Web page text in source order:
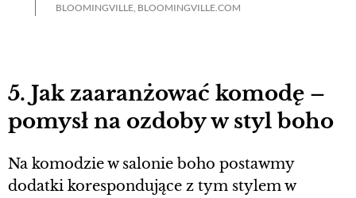
BLOOMINGVILLE, BLOOMINGVILLE.COM
5. Jak zaaranżować komodę –
pomysł na ozdoby w styl boho
Na komodzie w salonie boho postawmy
dodatki korespondujące z tym stylem w